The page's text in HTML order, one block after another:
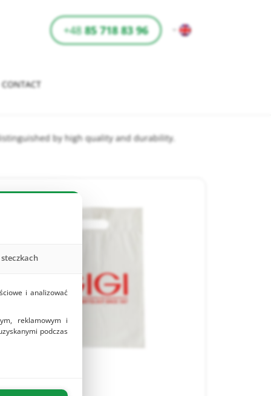
+4885 718 83 96
CONTACT
by high quality and durability.
i analizować
reklamowym i
podczas